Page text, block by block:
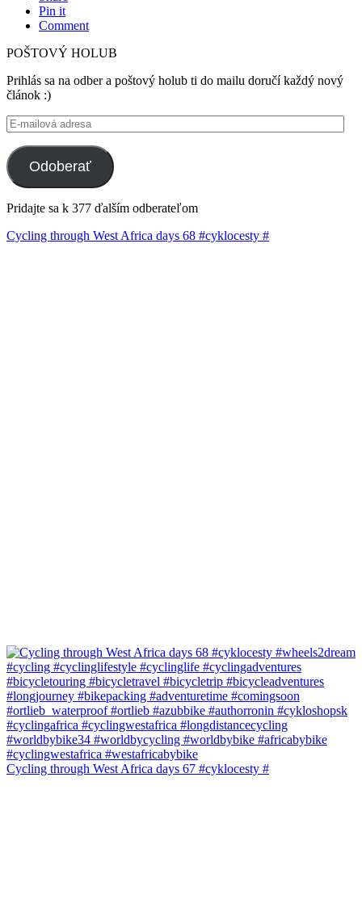
Pin it
Comment
POŠTOVÝ HOLUB
Prihlás sa na odber a poštový holub ti do mailu doručí každý nový
článok :)
E-
mailová
adresa
Odoberať
Pridajte sa k 377 ďalším odberateľom
Cycling through West Africa days 68 #cyklocesty #
Cycling through West Africa days 67 #cyklocesty #